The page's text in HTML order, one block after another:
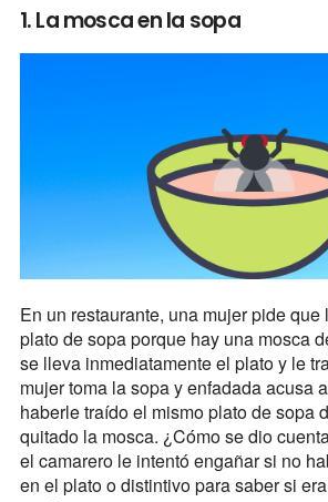
1. La mosca en la sopa
En un restaurante, una mujer pide que
plato de sopa porque hay una mosca
se lleva inmediatamente el plato y le
mujer toma la sopa y enfadada acusa
haberle traído el mismo plato de sopa
quitado la mosca. ¿Cómo se dio
el camarero le intentó engañar si no
en el plato o distintivo para saber si